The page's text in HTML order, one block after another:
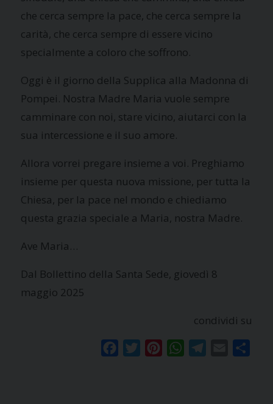
che cerca sempre la pace, che cerca sempre la
carità, che cerca sempre di essere vicino
specialmente a coloro che soffrono.
Oggi è il giorno della Supplica alla Madonna di
Pompei. Nostra Madre Maria vuole sempre
camminare con noi, stare vicino, aiutarci con la
sua intercessione e il suo amore.
Allora vorrei pregare insieme a voi. Preghiamo
insieme per questa nuova missione, per tutta la
Chiesa, per la pace nel mondo e chiediamo
questa grazia speciale a Maria, nostra Madre.
Ave Maria…
Dal Bollettino della Santa Sede, giovedì 8
maggio 2025
condividi su
FacebookTwitterPinterestWhatsAppTelegram
Email